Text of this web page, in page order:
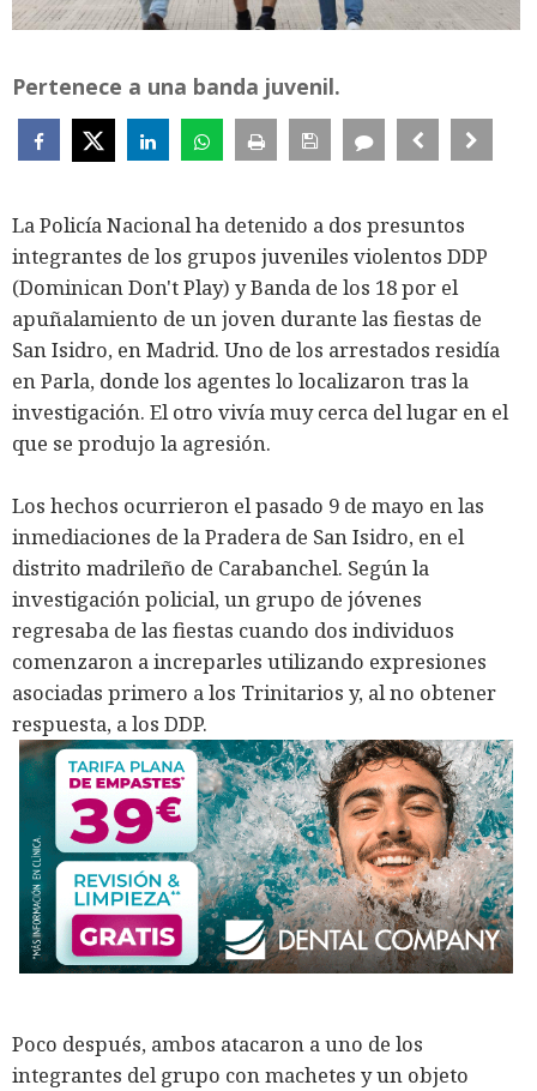
Pertenece a una banda juvenil.
La Policía Nacional ha detenido a dos presuntos
integrantes de los grupos juveniles violentos DDP
(Dominican Don't Play) y Banda de los 18 por el
apuñalamiento de un joven durante las fiestas de
San Isidro, en Madrid. Uno de los arrestados residía
en Parla, donde los agentes lo localizaron tras la
investigación. El otro vivía muy cerca del lugar en el
que se produjo la agresión.
Los hechos ocurrieron el pasado 9 de mayo en las
inmediaciones de la Pradera de San Isidro, en el
distrito madrileño de Carabanchel. Según la
investigación policial, un grupo de jóvenes
regresaba de las fiestas cuando dos individuos
comenzaron a increparles utilizando expresiones
asociadas primero a los Trinitarios y, al no obtener
respuesta, a los DDP.
Poco después, ambos atacaron a uno de los
integrantes del grupo con machetes y un objeto